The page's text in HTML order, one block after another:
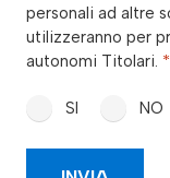
personali ad altre
utilizzeranno per
autonomi Titolari. *
SI NO